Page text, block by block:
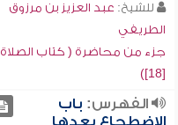
للشيخ: عبد العزيز بن مرزوق
الطريفي
جزء من محاضرة ( كتاب الصلاة
[18])
الفهرس: باب
الاضطجاع بعدها